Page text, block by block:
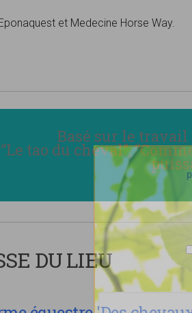
et Medecine Horse Way.
Basé sur le travail
“Le tao du cheval”,
DU LIEU